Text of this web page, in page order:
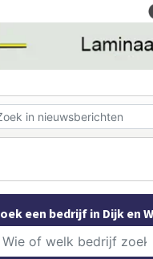
een bedrijf in Dijk en